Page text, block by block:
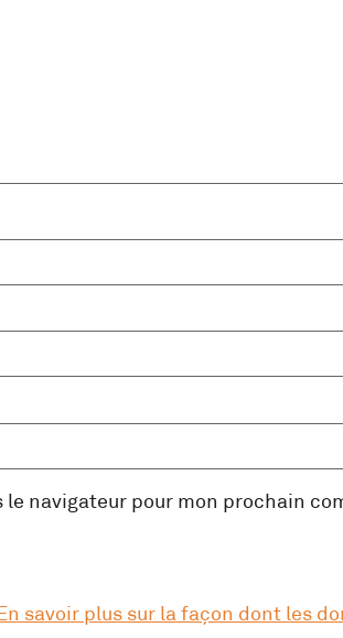
navigateur pour mon prochain
savoir plus sur la façon dont les